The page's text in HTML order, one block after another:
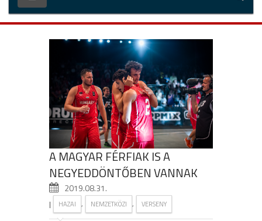
A MAGYAR FÉRFIAK IS A
NEGYEDDÖNTŐBEN VANNAK
2019.08.31.
| HAZAI , NEMZETKÖZI , VERSENY